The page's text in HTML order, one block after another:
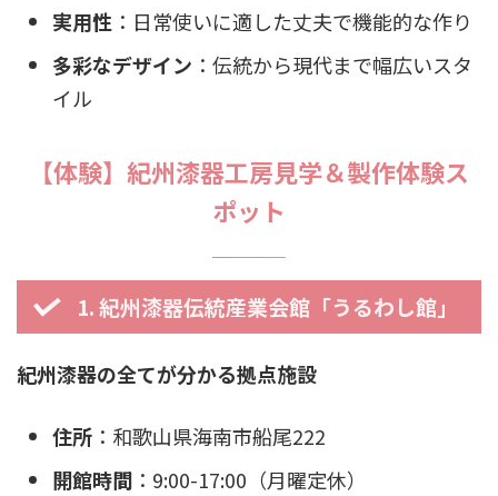
実用性 ：日常使いに適した丈夫で機能的な作り
多彩なデザイン ：伝統から現代まで幅広いスタ
イル
【体験】紀州漆器工房見学＆製作体験ス
ポット
1. 紀州漆器伝統産業会館「うるわし館」
紀州漆器の全てが分かる拠点施設
住所 ：和歌山県海南市船尾222
開館時間 ：9:00-17:00（月曜定休）